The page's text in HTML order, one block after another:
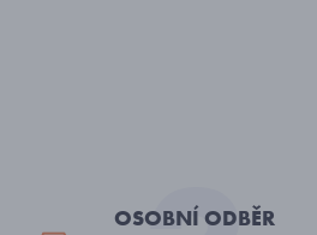
OSOBNÍ ODBĚR